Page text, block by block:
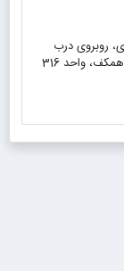
روبروی درب
واحد 316